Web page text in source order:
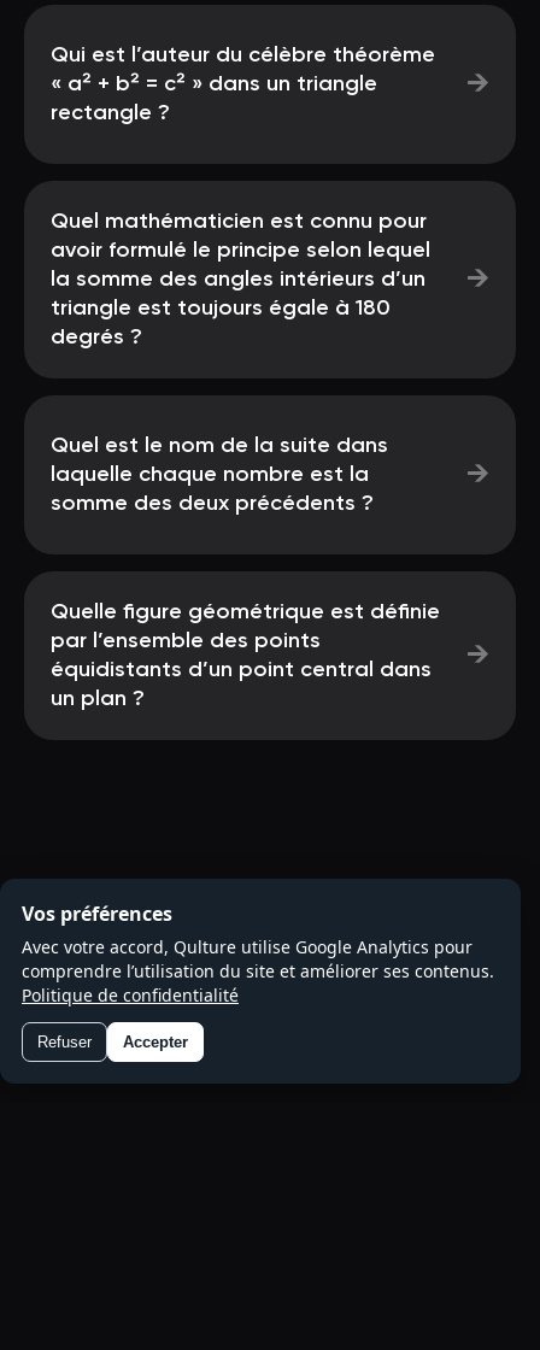
Qui est l’auteur du célèbre théorème
« a² + b² = c² » dans un triangle
rectangle ?
→
Quel mathématicien est connu pour
avoir formulé le principe selon lequel
la somme des angles intérieurs d’un
triangle est toujours égale à 180
degrés ?
→
Quel est le nom de la suite dans
laquelle chaque nombre est la
somme des deux précédents ?
→
Quelle figure géométrique est définie
par l’ensemble des points
équidistants d’un point central dans
un plan ?
→
Vos préférences
Avec votre accord, Qulture utilise Google Analytics pour
comprendre l’utilisation du site et améliorer ses contenus.
Politique de confidentialité
Refuser Accepter